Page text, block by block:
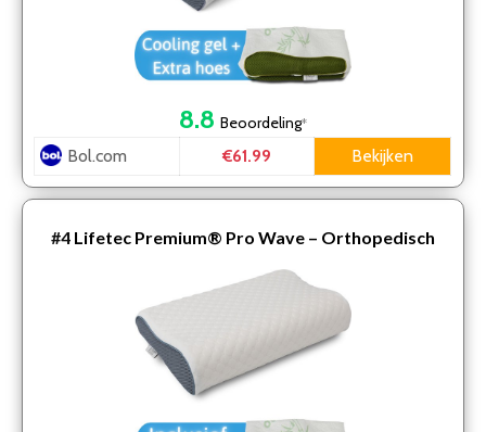
8.8 Beoordeling*
Bol.com €61.99 Bekijken
#4 Lifetec Premium® Pro Wave – Orthopedisch
Hoofdkussen – Traagschuim – Extra Hoes – 60×30